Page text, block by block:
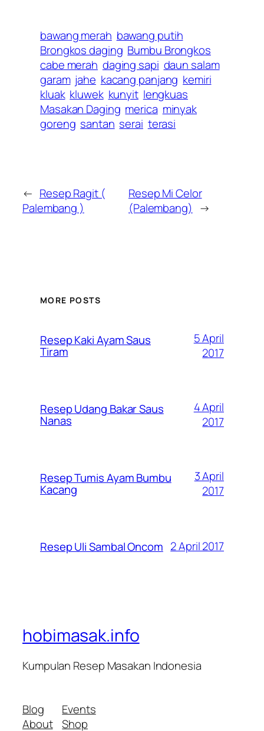
bawang merah bawang putih
Brongkos daging Bumbu Brongkos
cabe merah daging sapi daun salam
garam jahe kacang panjang kemiri
kluak kluwek kunyit lengkuas
Masakan Daging merica minyak
goreng santan serai terasi
← Resep Ragit (
Palembang )
Resep Mi Celor
(Palembang) →
MORE POSTS
Resep Kaki Ayam Saus
Tiram
5 April
2017
Resep Udang Bakar Saus
Nanas
4 April
2017
Resep Tumis Ayam Bumbu
Kacang
3 April
2017
Resep Uli Sambal Oncom 2 April 2017
hobimasak.info
Kumpulan Resep Masakan Indonesia
Blog
About
Events
Shop